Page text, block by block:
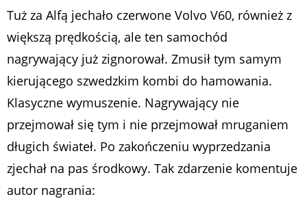
Tuż za Alfą jechało czerwone Volvo V60, również z
większą prędkością, ale ten samochód
nagrywający już zignorował. Zmusił tym samym
kierującego szwedzkim kombi do hamowania.
Klasyczne wymuszenie. Nagrywający nie
przejmował się tym i nie przejmował mruganiem
długich świateł. Po zakończeniu wyprzedzania
zjechał na pas środkowy. Tak zdarzenie komentuje
autor nagrania: